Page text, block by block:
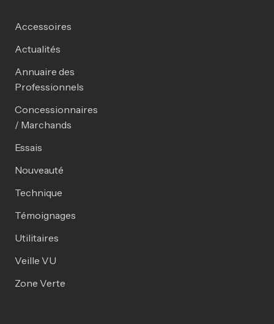
Accessoires
Actualités
Annuaire des
Professionnels
Concessionnaires
/ Marchands
Essais
Nouveauté
Technique
Témoignages
Utilitaires
Veille VU
Zone Verte